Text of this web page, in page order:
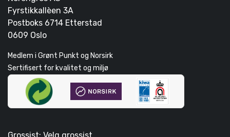
Fyrstikkallèen 3A
Postboks 6714 Etterstad
0609 Oslo
Medlem i Grønt Punkt og Norsirk
Sertifisert for kvalitet og miljø